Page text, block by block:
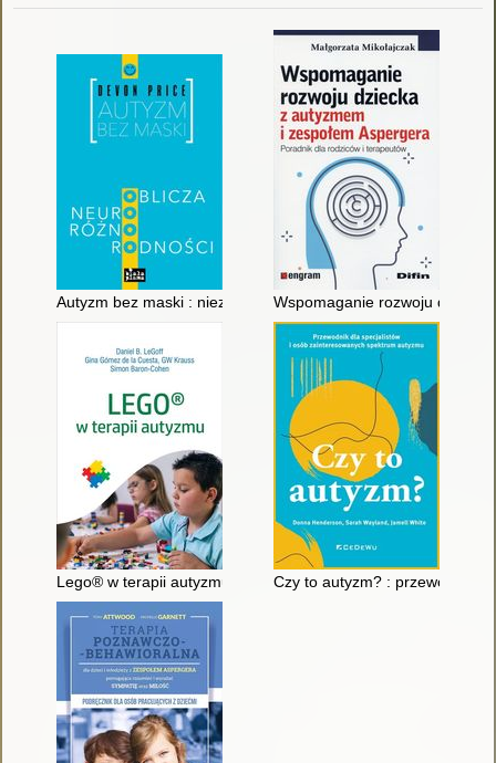
Autyzm bez maski : nieznane oblicza neuroróżnorodności
Wspomaganie rozwoju
Lego® w terapii autyzmu Czy to autyzm? : przewodnik